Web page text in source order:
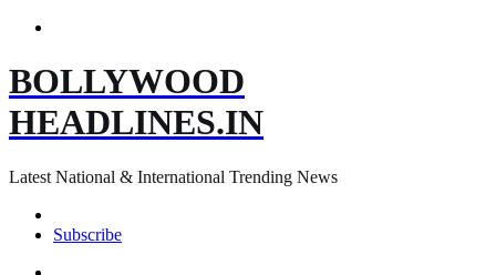
BOLLYWOOD
HEADLINES.IN
Latest National & International Trending News
Subscribe